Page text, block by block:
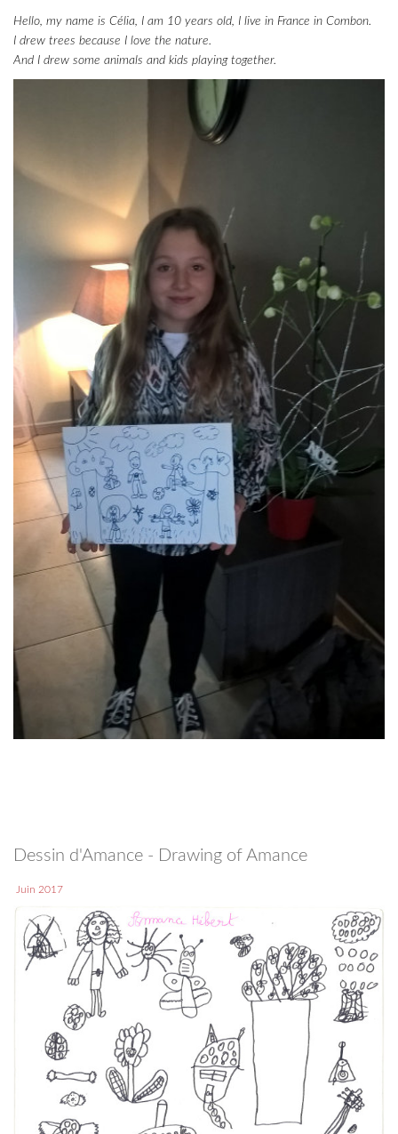
Hello, my name is Célia, I am 10 years old, I live in France in Combon.
I drew trees because I love the nature.
And I drew some animals and kids playing together.
Dessin d'Amance - Drawing of Amance
Juin 2017